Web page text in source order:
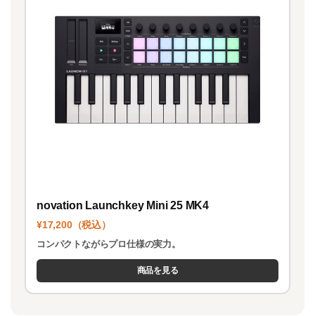
novation Launchkey Mini 25 MK4
¥17,200（税込）
コンパクトながらプロ仕様の実力。
商品を見る